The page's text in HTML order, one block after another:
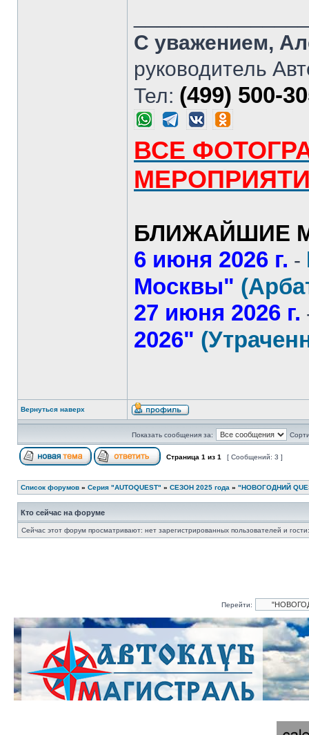
С уважением,
руководитель
Тел: (499) 500-
ВСЕ
БЛИЖАЙШИЕ
6 июня 2026 г. -
Москвы"
27 июня 2026 г.
2026"
Вернуться наверх
Показать сообщения за:
Страница 1 из 1 [ Сообщений: 3 ]
Список форумов » Серия "AUTOQUEST" » СЕЗОН 2025 года » "НОВОГОДНИЙ
Кто сейчас на форуме
Сейчас этот форум просматривают: нет зарегистрированных пользователей и
Перейти: